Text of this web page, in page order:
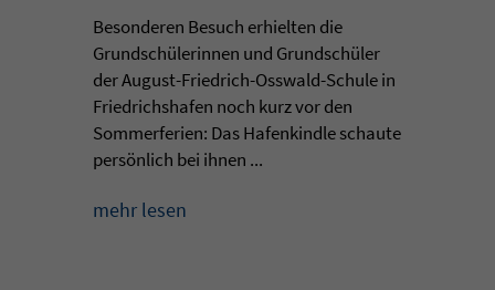
Besonderen Besuch erhielten die
Grundschülerinnen und Grundschüler
der August-Friedrich-Osswald-Schule in
Friedrichshafen noch kurz vor den
Sommerferien: Das Hafenkindle schaute
persönlich bei ihnen ...
mehr lesen